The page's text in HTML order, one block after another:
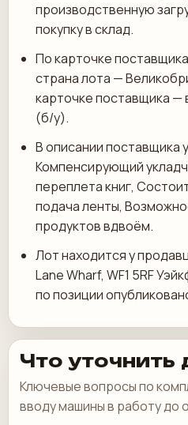
производственную
покупку в склад.
По карточке
страна лота —
карточке поставщика —
(б/у).
В описании поставщика
Компенсирующий
переплета книг,
подача ленты,
продуктов вдвоём.
Лот находится у
Lane Wharf, WF1 5RF
по позиции
Что уточнить
Ключевые вопросы по
вводу машины в работу до